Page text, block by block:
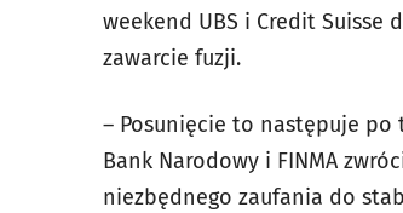
weekend UBS i Credit Suisse
zawarcie fuzji.
– Posunięcie to następuje po
Bank Narodowy i FINMA
niezbędnego zaufania do